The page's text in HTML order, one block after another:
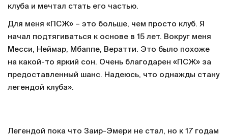
клуба и мечтал стать его частью.
Для меня «ПСЖ» – это больше, чем просто клуб. Я
начал подтягиваться к основе в 15 лет. Вокруг меня
Месси, Неймар, Мбаппе, Вератти. Это было похоже
на какой-то яркий сон. Очень благодарен «ПСЖ» за
предоставленный шанс. Надеюсь, что однажды стану
легендой клуба».
Легендой пока что Заир-Эмери не стал, но к 17 годам